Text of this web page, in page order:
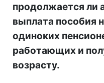
продолжается ли
выплата пособия
одиноких
работающих и
возрасту.